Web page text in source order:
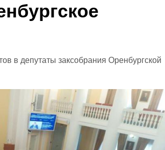
в депутаты заксобрания Оренбургской